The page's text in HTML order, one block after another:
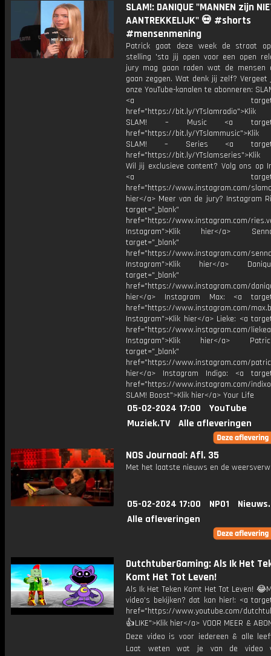
SLAM!: DANIQUE "MANNEN zijn
AANTREKKELIJK" 💀 #shorts
#mensenmening
Patrick gaat deze week de straat
stelling 'sta jij open voor een open
jury mag gaan raden wat de mensen
gaan zeggen. Wat denk jij zelf?
onze YouTube-kanalen te abonneren:
<a
href="https://bit.ly/
SLAM! – Music <a
href="https://bit.ly/
SLAM! – Series <a
href="https://bit.ly/
Wil jij exclusieve content? Volg ons op
<a
href="https://www.instagram.com/
hier</a> Meer van de jury? Instagram
target="_blank"
href="https://www.instagram.com/
Instagram">Klik hier</a>
target="_blank"
href="https://www.instagram.com/
Instagram">Klik hier</a>
target="_blank"
href="https://www.instagram.com/
hier</a> Instagram Max: <a
href="https://www.instagram.com/
Instagram">Klik hier</a> Lieke: <a
href="https://www.instagram.com/
Instagram">Klik hier</a>
target="_blank"
href="https://www.instagram.com/
hier</a> Instagram Indigo: <a
href="https://www.instagram.com/
SLAM! Boost">Klik hier</a> Your Life
05-02-2024 17:00
YouTube
Muziek.TV
Alle afleveringen
NOS Journaal: Afl. 35
Met het laatste nieuws en de
05-02-2024 17:00 NPO1
Alle afleveringen
DutchtuberGaming: Als Ik Het
Komt Het Tot Leven!
Als Ik Het Teken Komt Het Tot Leven!
video's bekijken? dat kan hier!: <a
href="https://www.youtube.com/
👍LIKE">Klik hier</a> VOOR MEER &
Deze video is voor iedereen & alle
Laat weten wat je van de video